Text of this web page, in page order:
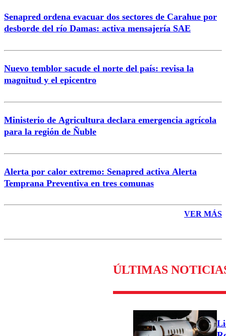
Correo
Senapred ordena evacuar dos sectores de Carahue por
desborde del río Damas: activa mensajería SAE
Nuevo temblor sacude el norte del país: revisa la
magnitud y el epicentro
Ministerio de Agricultura declara emergencia agrícola
para la región de Ñuble
Alerta por calor extremo: Senapred activa Alerta
Temprana Preventiva en tres comunas
VER MÁS
ÚLTIMAS